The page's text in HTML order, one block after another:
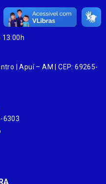
13:00h
| Apuí – AM | CEP: 69265-
6303